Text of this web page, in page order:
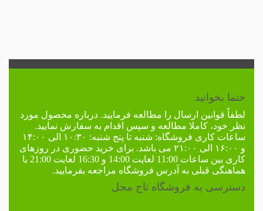
حتما بخوانید
لطفاً قوانین ارسال را مطالعه فرمایید. درباره محصول مورد
نظر خود، کاملا مطالعه و سپس اقدام به سفارش نمایید.
ساعات کاری فروشگاه:
شنبه تا پنج شنبه: ۱۰:۳۰ الی ۱۴:۰۰
و ۱۶:۰۰ الی ۲۱:۰۰ می باشد. برای خرید حضوری در
روزهای
کاری
بین ساعات 11:00 لغایت 14:00 و 16:30 لغایت 21:00 با
هماهنگی قبلی به آدرس فروشگاه مراجعه بفرمایید.
دسترسی به فروشگاه تاج محل